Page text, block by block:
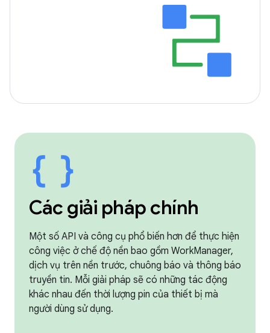
Các giải pháp chính
Một số API và công cụ phổ biến hơn để thực hiện
công việc ở chế độ nền bao gồm WorkManager,
dịch vụ trên nền trước, chuông báo và thông báo
truyền tin. Mỗi giải pháp sẽ có những tác động
khác nhau đến thời lượng pin của thiết bị mà
người dùng sử dụng.